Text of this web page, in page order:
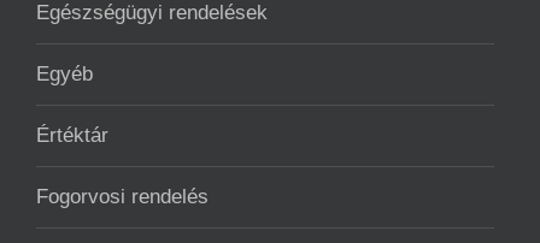
Egészségügyi rendelések
Egyéb
Értéktár
Fogorvosi rendelés